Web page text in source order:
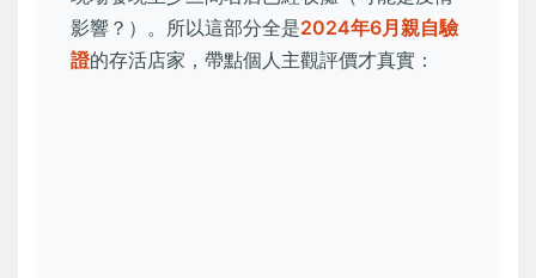
影響？）。所以這部分全是2024年6月親自驗
證的存活店家，帶點個人主觀評價才真實：